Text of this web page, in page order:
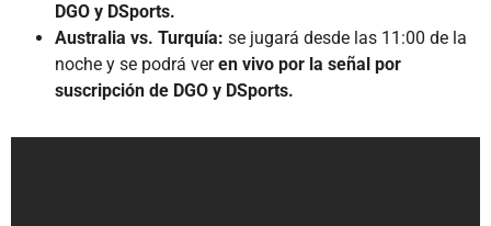
DGO y DSports.
Australia vs. Turquía: se jugará desde las 11:00 de la
noche y se podrá veren vivo por la señal por
suscripción de DGO y DSports.